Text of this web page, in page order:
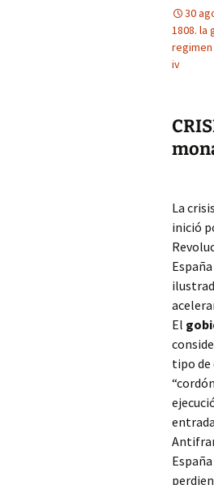
30
1808. la
regimen
iv
La
inició
El
tipo de